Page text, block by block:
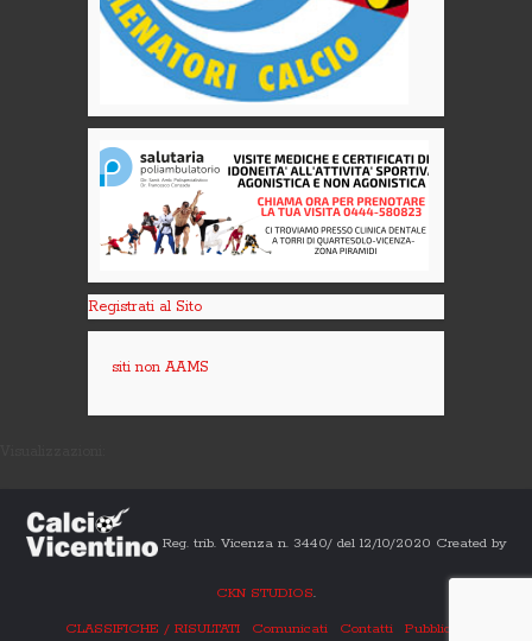
Registrati al Sito
siti non AAMS
Reg. trib. Vicenza n. 3440/ del 12/10/2020 Created by
CKN STUDIOS.
CLASSIFICHE / RISULTATI
Comunicati Contatti Pubblicità